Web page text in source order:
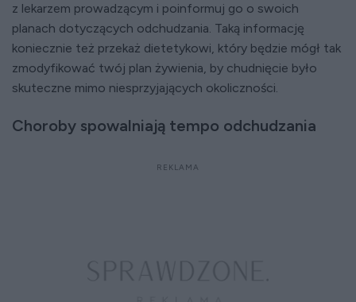
z lekarzem prowadzącym i poinformuj go o swoich
planach dotyczących odchudzania. Taką informację
koniecznie też przekaż dietetykowi, który będzie mógł tak
zmodyfikować twój plan żywienia, by chudnięcie było
skuteczne mimo niesprzyjających okoliczności.
Choroby spowalniają tempo odchudzania